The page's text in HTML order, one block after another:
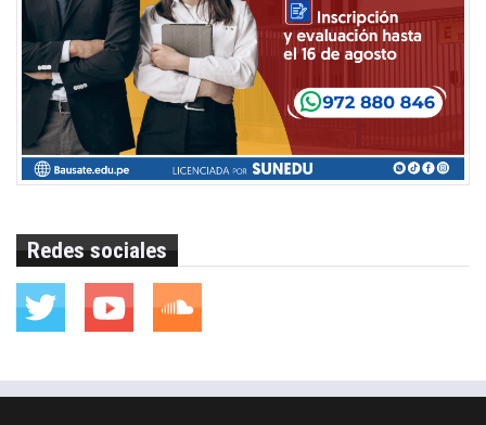
Redes sociales